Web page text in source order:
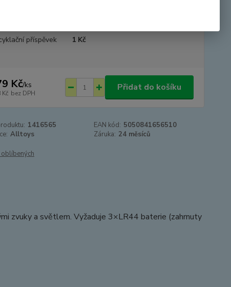
příspěvek
1 Kč
Kč/ks
Kč bez DPH
Přidat do košíku
1416565 EAN kód: 5050841656510
Alltoys Záruka: 24 měsíců
zvuky a světlem. Vyžaduje 3×LR44 baterie (zahrnuty